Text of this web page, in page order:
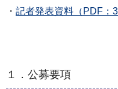
・ 記者発表資料（PDF：
１．公募要項